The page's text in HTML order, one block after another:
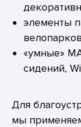
элементы
«умные»
сидений,
Для
мы